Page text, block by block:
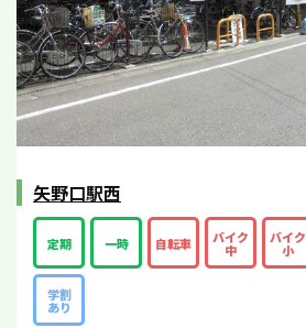
矢野口駅西
定期 一時 自転車 バイク
中
バイク
小
学割
あり